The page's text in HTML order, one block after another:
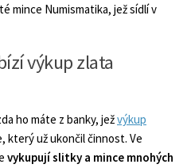
mince Numismatika, jež sídlí v
výkup zlata
ho máte z banky, ježvýkup
který už ukončil činnost. Ve
vykupují slitky a mince mnohých